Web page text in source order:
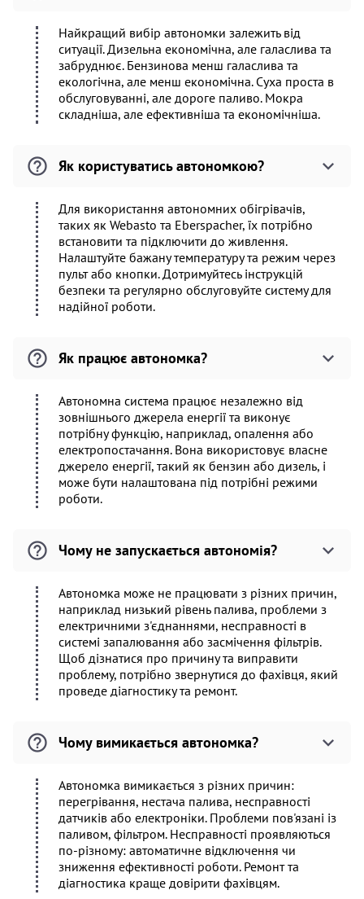
Найкращий вибір автономки залежить від
ситуації. Дизельна економічна, але галаслива та
забруднює. Бензинова менш галаслива та
екологічна, але менш економічна. Суха проста в
обслуговуванні, але дороге паливо. Мокра
складніша, але ефективніша та економічніша.
Як користуватись автономкою?
Для використання автономних обігрівачів,
таких як Webasto та Eberspacher, їх потрібно
встановити та підключити до живлення.
Налаштуйте бажану температуру та режим через
пульт або кнопки. Дотримуйтесь інструкцій
безпеки та регулярно обслуговуйте систему для
надійної роботи.
Як працює автономка?
Автономна система працює незалежно від
зовнішнього джерела енергії та виконує
потрібну функцію, наприклад, опалення або
електропостачання. Вона використовує власне
джерело енергії, такий як бензин або дизель, і
може бути налаштована під потрібні режими
роботи.
Чому не запускається автономія?
Автономка може не працювати з різних причин,
наприклад низький рівень палива, проблеми з
електричними з'єднаннями, несправності в
системі запалювання або засмічення фільтрів.
Щоб дізнатися про причину та виправити
проблему, потрібно звернутися до фахівця, який
проведе діагностику та ремонт.
Чому вимикається автономка?
Автономка вимикається з різних причин:
перегрівання, нестача палива, несправності
датчиків або електроніки. Проблеми пов'язані із
паливом, фільтром. Несправності проявляються
по-різному: автоматичне відключення чи
зниження ефективності роботи. Ремонт та
діагностика краще довірити фахівцям.